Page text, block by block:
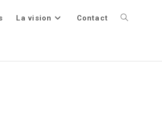
La vision Contact